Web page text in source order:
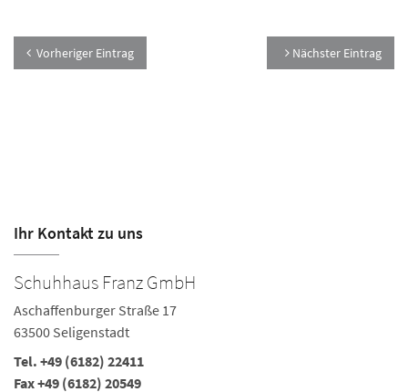
Vorheriger Eintrag Nächster Eintrag
Ihr Kontakt zu uns
Schuhhaus Franz GmbH
Aschaffenburger Straße 17
63500 Seligenstadt
Tel. +49 (6182) 22411
Fax +49 (6182) 20549